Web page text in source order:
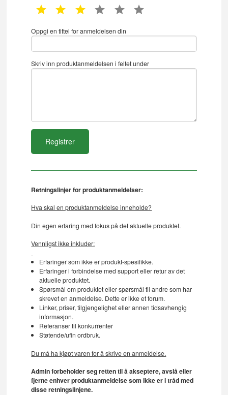
1 star 2 star 3 star 4 star 5 star
Oppgi en tittel for anmeldelsen din
Skriv inn produktanmeldelsen i feltet under
Retningslinjer for produktanmeldelser:
Hva skal en produktanmeldelse inneholde?
Din egen erfaring med fokus på det aktuelle produktet.
Vennligst ikke inkluder:
Erfaringer som ikke er produkt-spesifikke.
Erfaringer i forbindelse med support eller retur av det
aktuelle produktet.
Spørsmål om produktet eller spørsmål til andre som har
skrevet en anmeldelse. Dette er ikke et forum.
Linker, priser, tilgjengelighet eller annen tidsavhengig
informasjon.
Referanser til konkurrenter
Støtende/ufin ordbruk.
Du må ha kjøpt varen for å skrive en anmeldelse.
Admin forbeholder seg retten til å akseptere, avslå eller
fjerne enhver produktanmeldelse som ikke er i tråd med
disse retningslinjene.